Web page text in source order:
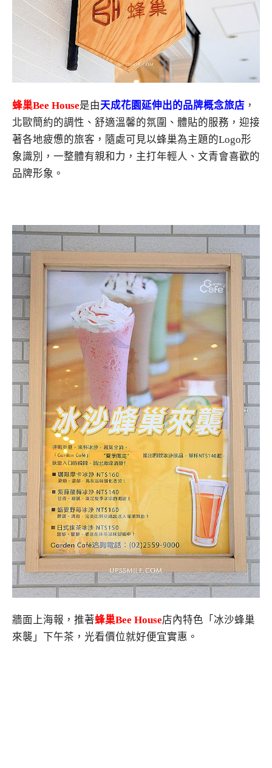
蜂巢Bee House是由天成花園延伸出的品牌概念旅店 ，
北歐簡約的調性、 舒適溫馨的氛圍、體貼的服務，迎接
著各地疲憊的旅客，隨處可見以蜂巢為主題的Logo形
象識別，一整體有親和力，主打年輕人、文青會喜歡的
品牌形象。
牆面上海報，推著蜂巢Bee House店內特色「冰沙蜂巢
來襲」下午茶，光看價位就好便宜實惠。